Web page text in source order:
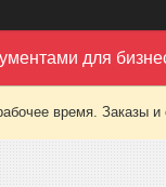
для
время. Заказы